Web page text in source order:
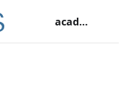
academy